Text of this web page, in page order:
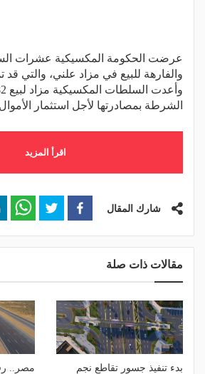
عرضت الحكومة المكسيكية عشرات
والفارهة للبيع في مزاد علني، والتي
الشرطة بمصادرتها لأجل استثمار
اقرأ المزيد
شارك المقال
مقالات ذات صلة
بدء تنفيذ جسور تقاطع نجم
مصر..